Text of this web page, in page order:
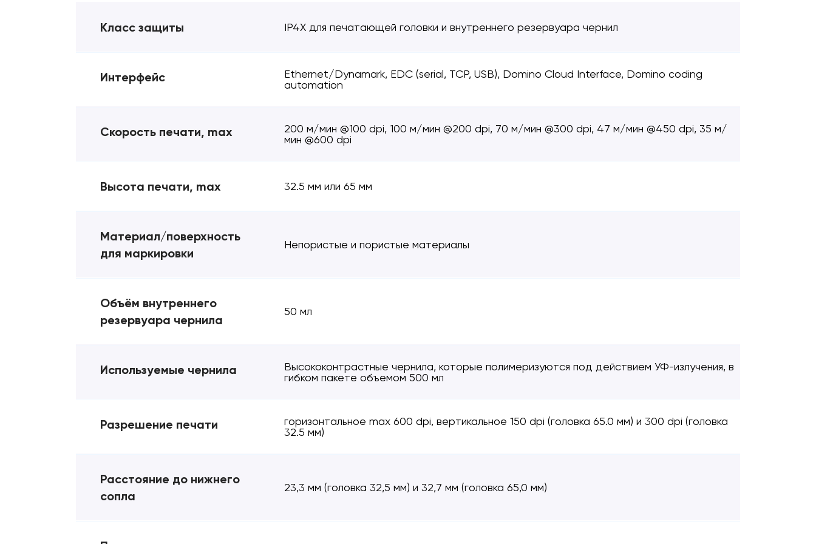
Класс защиты IP4X для печатающей головки и внутреннего резервуара чернил
Интерфейс
Ethernet/Dynamark, EDC (serial, TCP, USB), Domino Cloud Interface, Domino coding
automation
Скорость печати, max
200 м/мин @100 dpi, 100 м/мин @200 dpi, 70 м/мин @300 dpi, 47 м/мин @450 dpi, 35 м/
мин @600 dpi
Высота печати, max 32.5 мм или 65 мм
Материал/поверхность
для маркировки
Непористые и пористые материалы
Объём внутреннего
резервуара чернила
50 мл
Используемые чернила
Высококонтрастные чернила, которые полимеризуются под действием УФ-излучения, в
гибком пакете объемом 500 мл
Разрешение печати
горизонтальное max 600 dpi, вертикальное 150 dpi (головка 65.0 мм) и 300 dpi (головка
32.5 мм)
Расстояние до нижнего
сопла
23,3 мм (головка 32,5 мм) и 32,7 мм (головка 65,0 мм)